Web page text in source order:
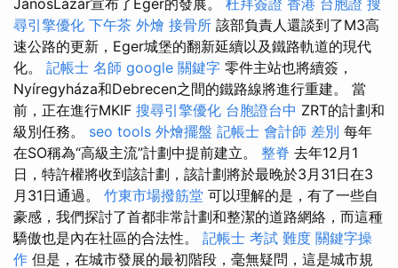
JánosLázár宣布了Eger的發展。 杜拜簽證 香港 台胞證 搜
尋引擎優化 下午茶 外燴 接骨所 該部負責人還談到了M3高
速公路的更新，Eger城堡的翻新延續以及鐵路軌道的現代
化。 記帳士 名師 google 關鍵字 零件主站也將續簽，
Nyíregyháza和Debrecen之間的鐵路線將進行重建。 當
前，正在進行MKIF 搜尋引擎優化 台胞證台中 ZRT的計劃和
級別任務。 seo tools 外燴擺盤 記帳士 會計師 差別 每年
在SO稱為“高級主流”計劃中提前建立。 整脊 去年12月1
日，特許權將收到該計劃，該計劃將於最晚於3月31日在3
月31日通過。 竹東市場撥筋堂 可以理解的是，有了一些自
豪感，我們探討了首都非常計劃和整潔的道路網絡，而這種
驕傲也是內在社區的合法性。 記帳士 考試 難度 關鍵字操
作 但是，在城市發展的最初階段，毫無疑問，這是城市規